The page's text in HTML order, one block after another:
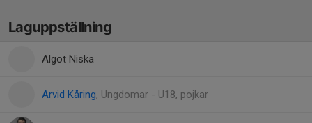
Laguppställning
Algot Niska
Arvid Kåring, Ungdomar - U18, pojkar